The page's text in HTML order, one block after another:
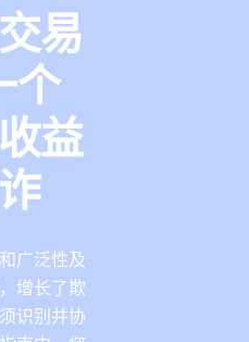
的业务提供帮助。
满意度的窍门。
入我们的团队吧。我们的
不断成长。
易
个
益
广泛性及
增长了欺
识别并协